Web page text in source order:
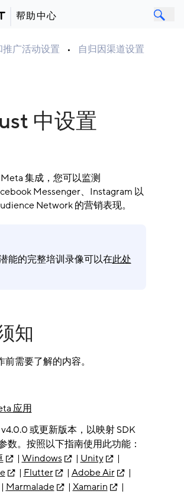
帮助中心
广活动设置 •
自归因渠道设置
中设置
集成，您可以监测
Messenger、Instagram 以
Network 的营销表现。
能的完整培训录像可以在此处
知
需要了解的内容。
应用
或更新版本，以映射 SDK
数。按照以下指南使用此功能：
| Windows | Unity
|
| Flutter | Adobe Air
|
| Marmalade | Xamarin
|